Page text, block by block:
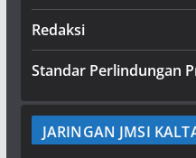
Redaksi
Standar Perlindungan
JARINGAN JMSI